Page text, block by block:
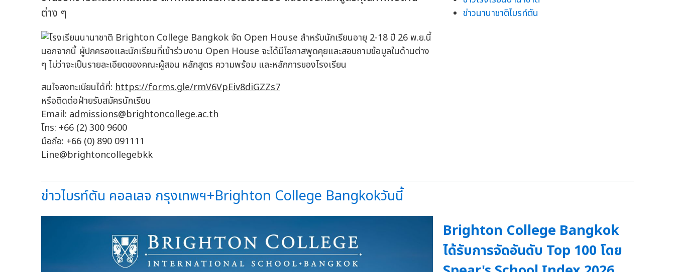
ต่าง ๆ
นอกจากนี้ ผู้ปกครองและนักเรียนที่เข้าร่วมงาน Open House จะได้มีโอกาสพูดคุยและสอบถามข้อมูลในด้านต่าง
ๆ ไม่ว่าจะเป็นรายละเอียดของคณะผู้สอน หลักสูตร ความพร้อม และหลักการของโรงเรียน
สนใจลงทะเบียนได้ที่: https://forms.gle/rmV6VpEiv8diGZZs7
หรือติดต่อฝ่ายรับสมัครนักเรียน
Email: admissions@brightoncollege.ac.th
โทร: +66 (2) 300 9600
มือถือ: +66 (0) 890 091111
Line@brightoncollegebkk
ข่าวนานาชาติไบรท์ตัน
ข่าวไบรท์ตัน คอลเลจ กรุงเทพฯ+Brighton College Bangkokวันนี้
Brighton College Bangkok
ได้รับการจัดอันดับ Top 100 โดย